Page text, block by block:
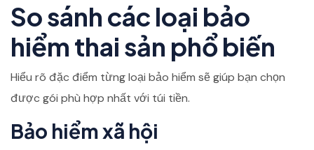
So sánh các loại bảo
hiểm thai sản phổ biến
Hiểu rõ đặc điểm từng loại bảo hiểm sẽ giúp bạn chọn
được gói phù hợp nhất với túi tiền.
Bảo hiểm xã hội